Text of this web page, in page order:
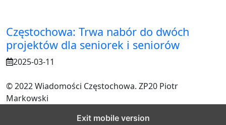
Częstochowa: Trwa nabór do dwóch
projektów dla seniorek i seniorów
2025-03-11
© 2022 Wiadomości Częstochowa. ZP20 Piotr
Markowski
Exit mobile version